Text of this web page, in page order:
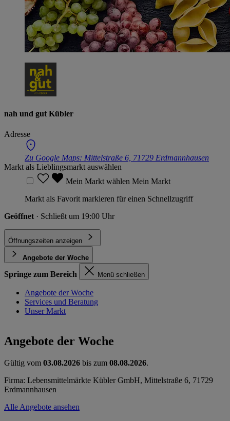
nah und gut Kübler
Adresse
Zu Google Maps: Mittelstraße 6, 71729 Erdmannhausen
Markt als Lieblingsmarkt auswählen
Mein Markt wählen Mein Markt
Markt als Favorit markieren für einen Schnellzugriff
Geöffnet · Schließt um 19:00 Uhr
Öffnungszeiten anzeigen
Angebote der Woche
Springe zum Bereich Menü schließen
Angebote der Woche
Services und Beratung
Unser Markt
Angebote der Woche
Gültig vom 03.08.2026 bis zum 08.08.2026.
Firma: Lebensmittelmärkte Kübler GmbH, Mittelstraße 6, 71729
Erdmannhausen
Alle Angebote ansehen